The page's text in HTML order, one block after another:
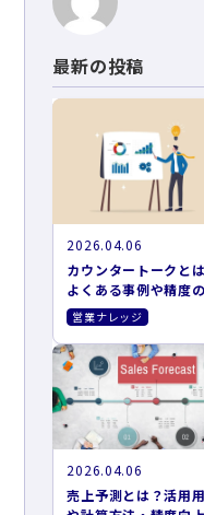
最新の投稿
2026.04.06
カウンタートークと
よくある事例や精度
め方を解説
営業ナレッジ
2026.04.06
売上予測とは？活用